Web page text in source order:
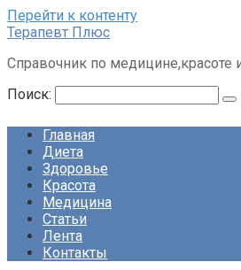
Перейти к контенту
Терапевт Плюс
Справочник по медицине,красоте
Поиск:
Главная
Диета
Здоровье
Красота
Медицина
Статьи
Лента
Контакты